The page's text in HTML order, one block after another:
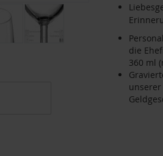
die
360 ml